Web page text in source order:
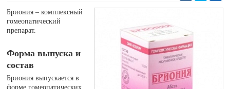
Бриония – комплексный
гомеопатический
препарат.
Форма выпуска и
состав
Бриония выпускается в
форме гомеопатических